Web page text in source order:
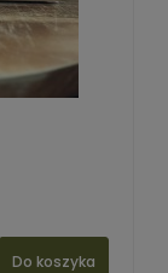
Do koszyka